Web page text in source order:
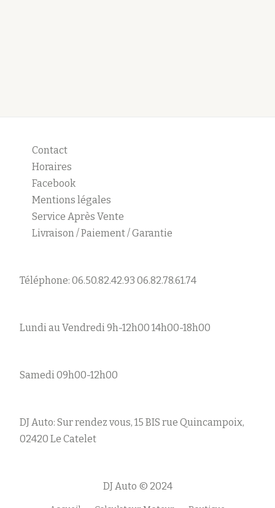
Contact
Horaires
Facebook
Mentions légales
Service Après Vente
Livraison / Paiement / Garantie
Téléphone: 06.50.82.42.93 06.82.78.61.74
Lundi au Vendredi 9h-12h00 14h00-18h00
Samedi 09h00-12h00
DJ Auto: Sur rendez vous, 15 BIS rue Quincampoix,
02420 Le Catelet
DJ Auto © 2024